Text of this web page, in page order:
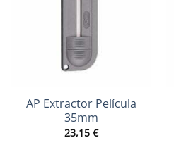
AP Extractor Película
35mm
23,15 €